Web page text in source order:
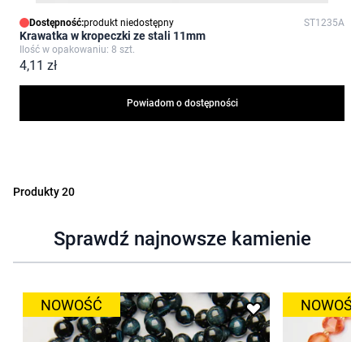
Dostępność:produkt niedostępny ST1235A
Krawatka w kropeczki ze stali 11mm
Ilość w opakowaniu: 8 szt.
4,11 zł
Powiadom o dostępności
Produkty20
Sprawdź najnowsze kamienie
NOWOŚĆ NOWOŚĆ